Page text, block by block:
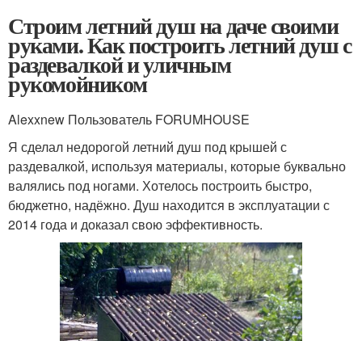
Строим летний душ на даче своими
руками. Как построить летний душ с
раздевалкой и уличным
рукомойником
Alexxnew Пользователь FORUMHOUSE
Я сделал недорогой летний душ под крышей с
раздевалкой, используя материалы, которые буквально
валялись под ногами. Хотелось построить быстро,
бюджетно, надёжно. Душ находится в эксплуатации с
2014 года и доказал свою эффективность.